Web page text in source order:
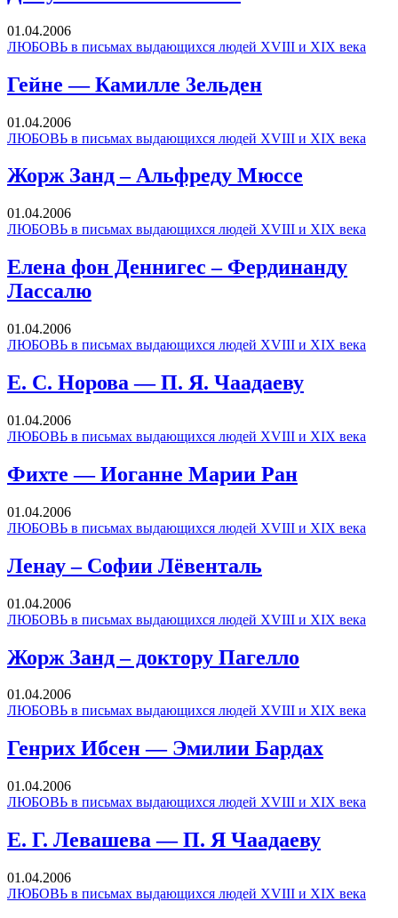
01.04.2006
ЛЮБОВЬ в письмах выдающихся людей XVIII и XIX века
Гейне — Камилле 3ельден
01.04.2006
ЛЮБОВЬ в письмах выдающихся людей XVIII и XIX века
Жорж Занд – Альфреду Мюссе
01.04.2006
ЛЮБОВЬ в письмах выдающихся людей XVIII и XIX века
Елена фон Деннигес – Фердинанду
Лассалю
01.04.2006
ЛЮБОВЬ в письмах выдающихся людей XVIII и XIX века
Е. С. Норова — П. Я. Чаадаеву
01.04.2006
ЛЮБОВЬ в письмах выдающихся людей XVIII и XIX века
Фихте — Иоганне Марии Ран
01.04.2006
ЛЮБОВЬ в письмах выдающихся людей XVIII и XIX века
Ленау – Софии Лёвенталь
01.04.2006
ЛЮБОВЬ в письмах выдающихся людей XVIII и XIX века
Жорж Занд – доктору Пагелло
01.04.2006
ЛЮБОВЬ в письмах выдающихся людей XVIII и XIX века
Генрих Ибсен — Эмилии Бардах
01.04.2006
ЛЮБОВЬ в письмах выдающихся людей XVIII и XIX века
Е. Г. Левашева — П. Я Чаадаеву
01.04.2006
ЛЮБОВЬ в письмах выдающихся людей XVIII и XIX века